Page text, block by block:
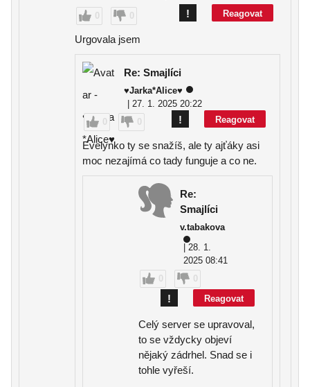
0 0 Reagovat
!
Urgovala jsem
Re: Smajlíci
♥Jarka*Alice♥
| 27. 1. 2025 20:22
0
0 Reagovat
!
Evelynko ty se snažíš, ale ty ajťáky asi
moc nezajímá co tady funguje a co ne.
Re:
Smajlíci
v.tabakova
| 28. 1.
2025 08:41
0
0
Reagovat
!
Celý server se upravoval,
to se vždycky objeví
nějaký zádrhel. Snad se i
tohle vyřeší.